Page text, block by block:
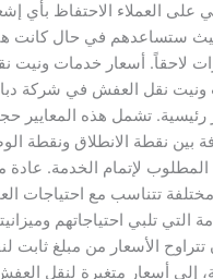
على العملاء الاحتفاظ بأي
ستساعدهم في حال كانت
لاحقاً. أسعار خدمات ونيت
نقل العفش في شركة دباب
رئيسية. تشمل هذه المعايير
بين نقطة الانطلاق ونقطة
لإتمام الخدمة. عادة ما
تتناسب مع احتياجات
التي تلبي احتياجاتهم
الأسعار من مبلغ ثابت
إلى أسعار متغيرة لنقل العفش